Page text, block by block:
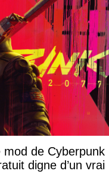
de Cyberpunk
digne d’un vrai